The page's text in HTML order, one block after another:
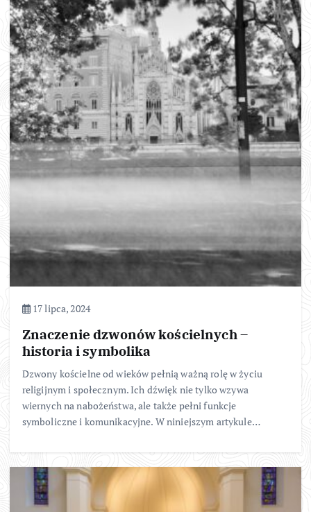
17 lipca, 2024
Znaczenie dzwonów kościelnych –
historia i symbolika
Dzwony kościelne od wieków pełnią ważną rolę w życiu
religijnym i społecznym. Ich dźwięk nie tylko wzywa
wiernych na nabożeństwa, ale także pełni funkcje
symboliczne i komunikacyjne. W niniejszym artykule…